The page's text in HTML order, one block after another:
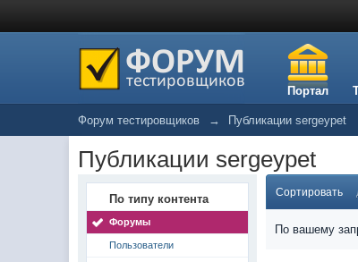
Портал
Форум тестировщиков → Публикации sergeypet
Публикации sergeypet
По типу контента
Форумы
Пользователи
Сортировать
По вашему